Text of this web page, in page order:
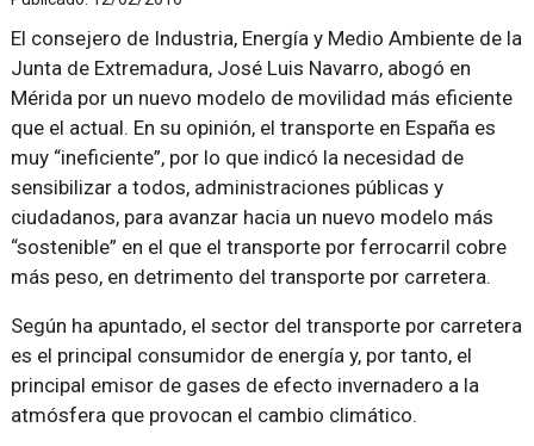
El consejero de Industria, Energía y Medio Ambiente de la
Junta de Extremadura, José Luis Navarro, abogó en
Mérida por un nuevo modelo de movilidad más eficiente
que el actual. En su opinión, el transporte en España es
muy “ineficiente”, por lo que indicó la necesidad de
sensibilizar a todos, administraciones públicas y
ciudadanos, para avanzar hacia un nuevo modelo más
“sostenible” en el que el transporte por ferrocarril cobre
más peso, en detrimento del transporte por carretera.
Según ha apuntado, el sector del transporte por carretera
es el principal consumidor de energía y, por tanto, el
principal emisor de gases de efecto invernadero a la
atmósfera que provocan el cambio climático.